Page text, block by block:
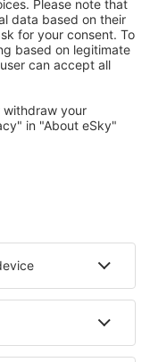
cabane,
utilizatorii eSky